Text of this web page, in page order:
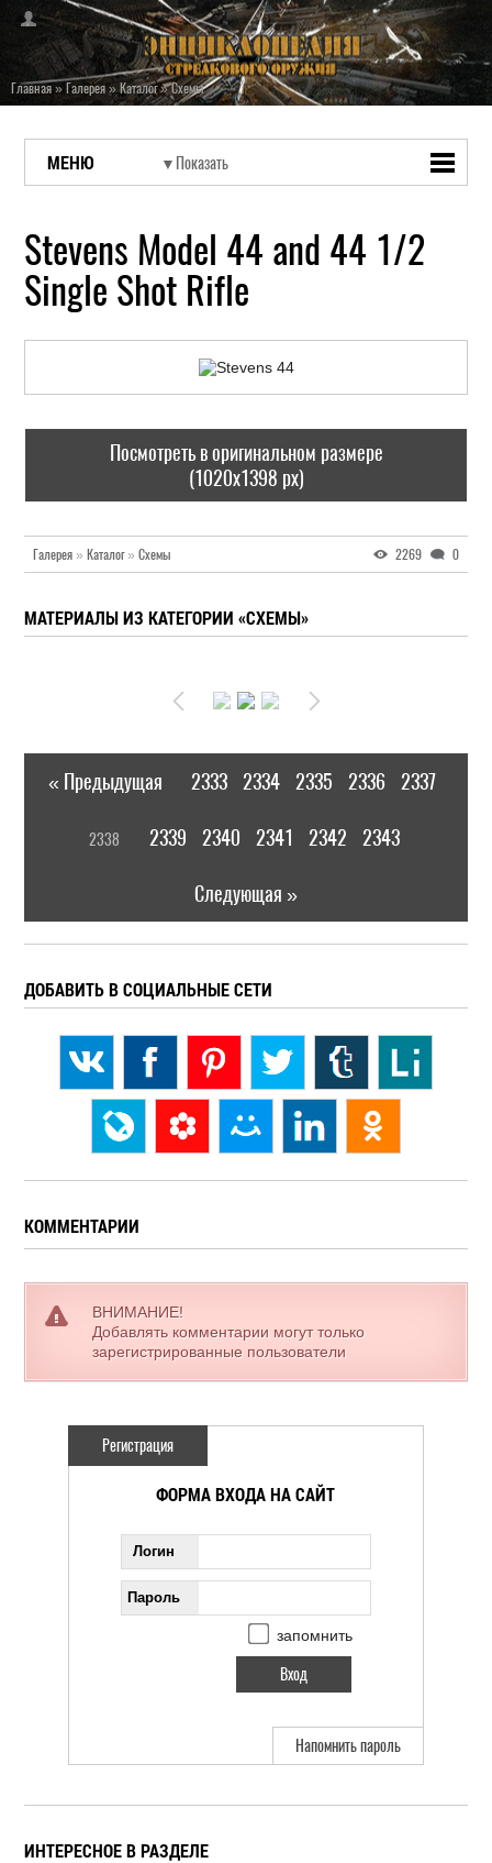
Главная»Галерея»Каталог»Схемы
МЕНЮ
Stevens Model 44 and 44 1/2
Single Shot Rifle
Посмотреть в оригинальном размере
(1020x1398 px)
Галерея » Каталог» Схемы 2269 0
МАТЕРИАЛЫ ИЗ КАТЕГОРИИ «СХЕМЫ»
« Предыдущая 2333 2334 2335 2336 2337
2338 2339 2340 2341 2342 2343
Следующая »
ДОБАВИТЬ В СОЦИАЛЬНЫЕ СЕТИ
КОММЕНТАРИИ
ВНИМАНИЕ!
Добавлять комментарии могут только
зарегистрированные пользователи
Регистрация
ФОРМА ВХОДА НА САЙТ
Логин
Пароль
запомнить
Напомнить пароль
ИНТЕРЕСНОЕ В РАЗДЕЛЕ